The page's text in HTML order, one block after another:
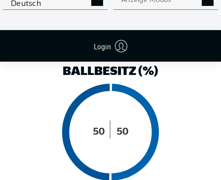
Deutsch
Login
LAUFDISTANZ (KM)
BALLBESITZ (%)
50 50